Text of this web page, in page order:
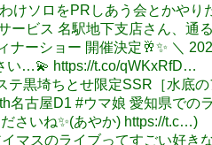
けソロをPRしあう会とかや
ービス 名駅地下支店さん、
ナーショー 開催決定🥂✨ ＼
い…💫 https://t.co/qWKxRfD…
テ黒埼ちとせ限定SSR［水底
名古屋D1 #ウマ娘 愛知県での
さいね✨(あやか) https://t.c…)
マスのライブってすごい好